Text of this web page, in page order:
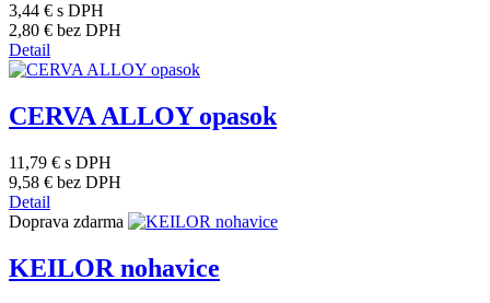
3,44 € s DPH
2,80 € bez DPH
Detail
CERVA ALLOY opasok
11,79 € s DPH
9,58 € bez DPH
Detail
Doprava zdarma
KEILOR nohavice